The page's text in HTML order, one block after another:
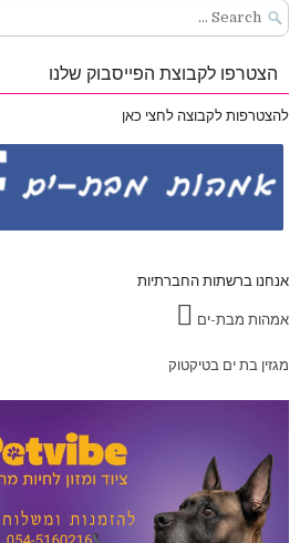
Search
for:
הצטרפו לקבוצת הפייסבוק שלנו
להצטרפות לקבוצה לחצי כאן
אנחנו ברשתות החברתיות
אמהות מבת-ים
מגזין בת ים בטיקטוק